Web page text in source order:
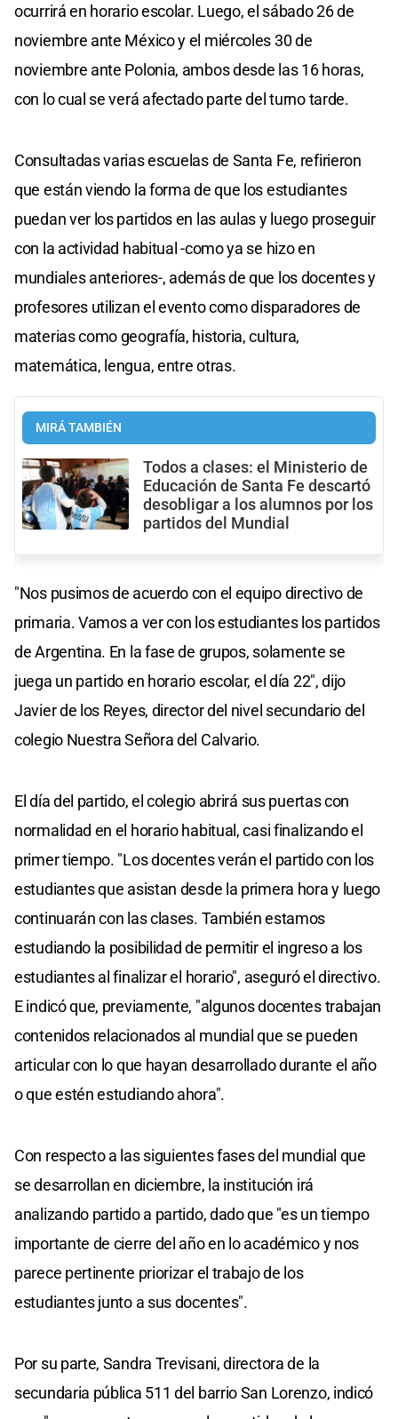
ocurrirá en horario escolar. Luego, el sábado 26 de
noviembre ante México y el miércoles 30 de
noviembre ante Polonia, ambos desde las 16 horas,
con lo cual se verá afectado parte del turno tarde.
Consultadas varias escuelas de Santa Fe, refirieron
que están viendo la forma de que los estudiantes
puedan ver los partidos en las aulas y luego proseguir
con la actividad habitual -como ya se hizo en
mundiales anteriores-, además de que los docentes y
profesores utilizan el evento como disparadores de
materias como geografía, historia, cultura,
matemática, lengua, entre otras.
MIRÁ TAMBIÉN
Todos a clases: el Ministerio de
Educación de Santa Fe descartó
desobligar a los alumnos por los
partidos del Mundial
"Nos pusimos de acuerdo con el equipo directivo de
primaria. Vamos a ver con los estudiantes los partidos
de Argentina. En la fase de grupos, solamente se
juega un partido en horario escolar, el día 22", dijo
Javier de los Reyes, director del nivel secundario del
colegio Nuestra Señora del Calvario.
El día del partido, el colegio abrirá sus puertas con
normalidad en el horario habitual, casi finalizando el
primer tiempo. "Los docentes verán el partido con los
estudiantes que asistan desde la primera hora y luego
continuarán con las clases. También estamos
estudiando la posibilidad de permitir el ingreso a los
estudiantes al finalizar el horario", aseguró el directivo.
E indicó que, previamente, "algunos docentes trabajan
contenidos relacionados al mundial que se pueden
articular con lo que hayan desarrollado durante el año
o que estén estudiando ahora".
Con respecto a las siguientes fases del mundial que
se desarrollan en diciembre, la institución irá
analizando partido a partido, dado que "es un tiempo
importante de cierre del año en lo académico y nos
parece pertinente priorizar el trabajo de los
estudiantes junto a sus docentes".
Por su parte, Sandra Trevisani, directora de la
secundaria pública 511 del barrio San Lorenzo, indicó